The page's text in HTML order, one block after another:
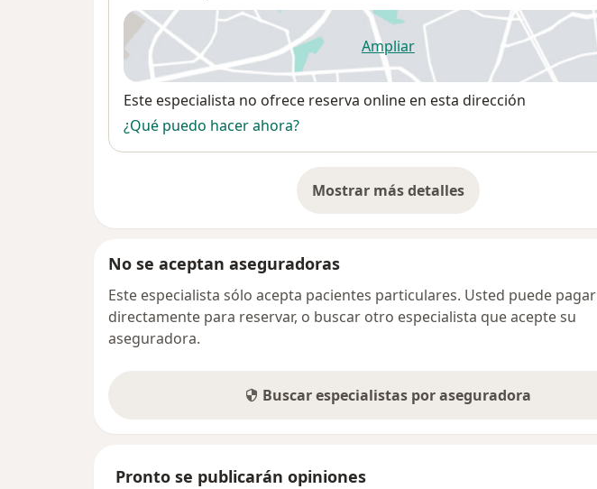
Ampliarse abre en una nueva pestaña
Disponibilidad
Este especialista no ofrece reserva online en esta dirección
¿Qué puedo hacer ahora?
Mostrar más detalles
sobre la dirección
No se aceptan aseguradoras
Este especialista sólo acepta pacientes particulares. Usted puede pagar
directamente para reservar, o buscar otro especialista que acepte su
aseguradora.
Buscar especialistas por aseguradora
Pronto se publicarán opiniones